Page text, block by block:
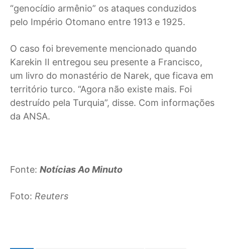
“genocídio armênio” os ataques conduzidos
pelo Império Otomano entre 1913 e 1925.
O caso foi brevemente mencionado quando
Karekin II entregou seu presente a Francisco,
um livro do monastério de Narek, que ficava em
território turco. “Agora não existe mais. Foi
destruído pela Turquia”, disse. Com informações
da ANSA.
Fonte: Notícias Ao Minuto
Foto: Reuters